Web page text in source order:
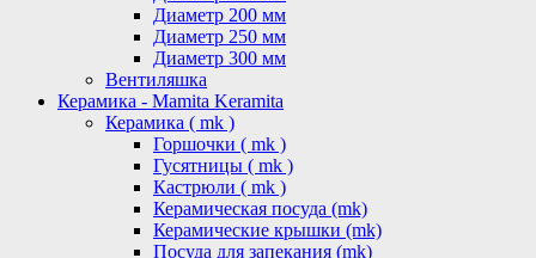
Диаметр 200 мм
Диаметр 250 мм
Диаметр 300 мм
Вентиляшка
Керамика - Mamita Keramita
Керамика ( mk )
Горшочки ( mk )
Гусятницы ( mk )
Кастрюли ( mk )
Керамическая посуда (mk)
Керамические крышки (mk)
Посуда для запекания (mk)